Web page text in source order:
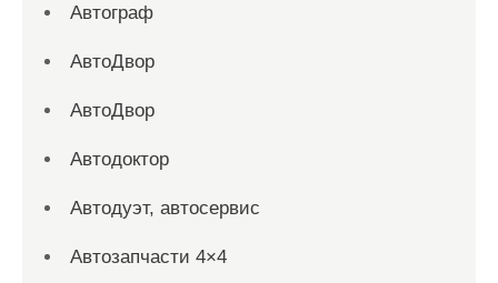
Автограф
АвтоДвор
АвтоДвор
Автодоктор
Автодуэт, автосервис
Автозапчасти 4×4